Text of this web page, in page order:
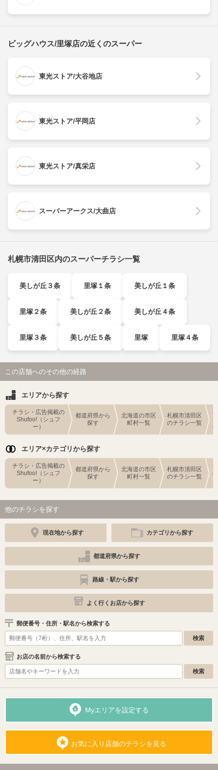
ビッグハウス/里塚店の近くのスーパー
東光ストア/大谷地店
東光ストア/平岡店
東光ストア/真栄店
スーパーアークス/大曲店
札幌市清田区内のスーパーチラシ一覧
美しが丘３条 里塚１条 美しが丘１条
里塚２条 美しが丘２条 美しが丘４条
里塚３条 美しが丘５条 里塚 里塚４条
この店舗へのその他の経路
エリアから探す
チラシ・広告掲載の
Shufoo!（シュフ
ー）
都道府県から
探す
北海道の市区
町村一覧
札幌市清田区
のチラシ一覧
エリア×カテゴリから探す
チラシ・広告掲載の
Shufoo!（シュフ
ー）
都道府県から
探す
北海道の市区
町村一覧
札幌市清田区
のチラシ一覧
他のチラシを探す
現在地から探す カテゴリから探す
都道府県から探す
路線・駅から探す
よく行くお店から探す
郵便番号・住所・駅名から検索する
お店の名前から検索する
Myエリアを設定する
お気に入り店舗のチラシを見る